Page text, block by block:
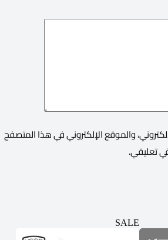
والموقع الإلكتروني في هذا المتصفح
تعليقي.
SALE